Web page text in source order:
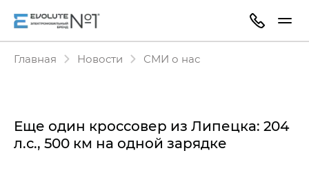
Главная Новости СМИ о нас
Еще один кроссовер из Липецка: 204
л.с., 500 км на одной зарядке